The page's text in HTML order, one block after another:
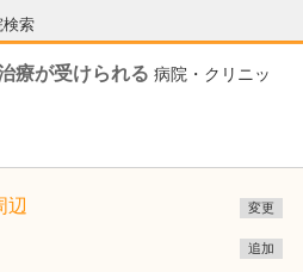
検索
療が受けられる 病院・クリニッ
辺 変更
追加